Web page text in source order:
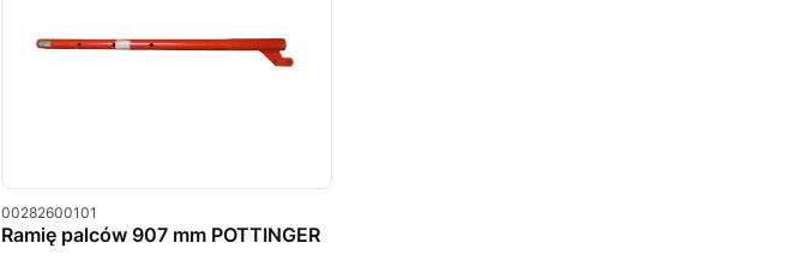
Kod produktu
00282600101
Ramię palców 907 mm POTTINGER